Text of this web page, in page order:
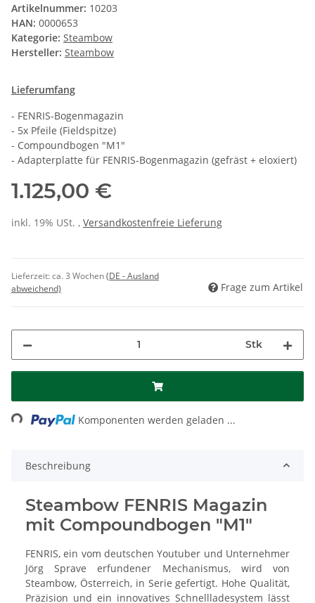
Artikelnummer: 10203
HAN: 0000653
Kategorie: Steambow
Hersteller: Steambow
Lieferumfang
- FENRIS-Bogenmagazin
- 5x Pfeile (Fieldspitze)
- Compoundbogen "M1"
- Adapterplatte für FENRIS-Bogenmagazin (gefräst + eloxiert)
1.125,00 €
inkl. 19% USt. , Versandkostenfreie Lieferung
Lieferzeit:ca. 3 Wochen(DE - Ausland
abweichend)
Frage zum Artikel
Stk
Komponenten werden geladen ...
Beschreibung
Steambow FENRIS Magazin
mit Compoundbogen "M1"
FENRIS, ein vom deutschen Youtuber und Unternehmer
Jörg Sprave erfundener Mechanismus, wird von
Steambow, Österreich, in Serie gefertigt. Hohe Qualität,
Präzision und ein innovatives Schnellladesystem lässt